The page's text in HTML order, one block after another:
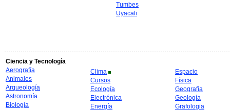
Tumbes
Uyacali
Ciencia y Tecnología
Aerografía
Animales
Arqueología
Astronomía
Biología
Clima
Cursos
Ecología
Electrónica
Energía
Espacio
Física
Geografía
Geología
Grafologia